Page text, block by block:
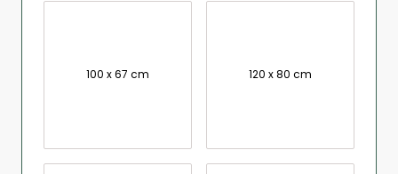
100 x 67 cm 120 x 80 cm